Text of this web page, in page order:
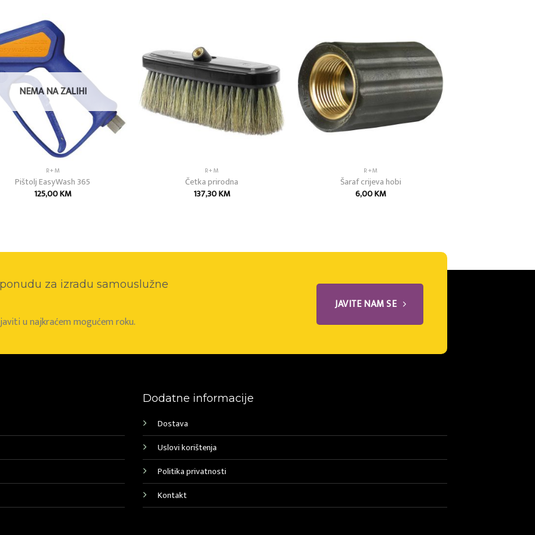
NEMA NA ZALIHI
R+M
Pištolj EasyWash 365
125,00KM
R+M
Četka prirodna
137,30KM
Add to
wishlist
R+M
Šaraf crijeva hobi
6,00KM
za izradu samouslužne
u najkraćem mogućem roku.
JAVITE NAM SE
Dodatne informacije
Dostava
Uslovi korištenja
Politika privatnosti
Kontakt